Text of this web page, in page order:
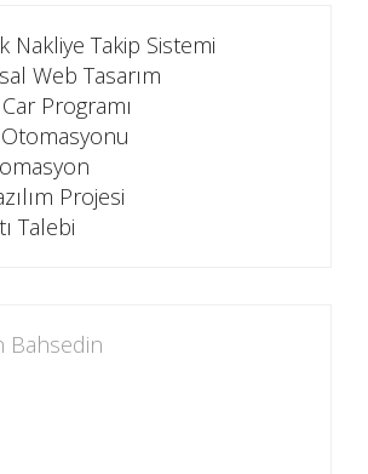
Nakliye Takip Sistemi
Web Tasarım
Programı
Projesi
Talebi